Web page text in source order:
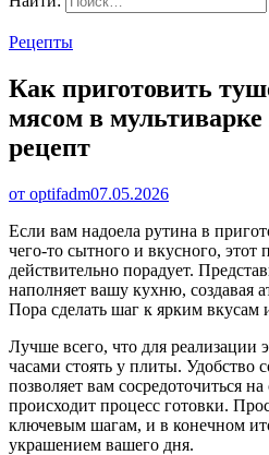
Рецепты
Как приготовить
мясом в
рецепт
от optifadm07.05.2026
Если вам надоела рутина в
чего-то сытного и вкусного, этот
действительно порадует.
наполняет вашу кухню, создавая
Пора сделать шаг к ярким
Лучше всего, что для реализации
часами стоять у плиты. Удобство
позволяет вам сосредоточиться
происходит процесс готовки.
ключевым шагам, и в конечном
украшением вашего дня.